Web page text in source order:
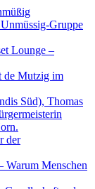
Gruppe
Lounge –
de Mutzig im
der
Warum Menschen